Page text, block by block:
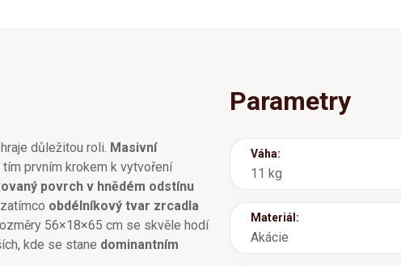
důležitou roli. Masivní
tím prvním krokem k vytvoření
povrch v hnědém odstínu
obdélníkový tvar zrcadla
56×18×65 cm se skvěle hodí
kde se stane dominantním
Parametry
Váha:
11 kg
Materiál:
Akácie